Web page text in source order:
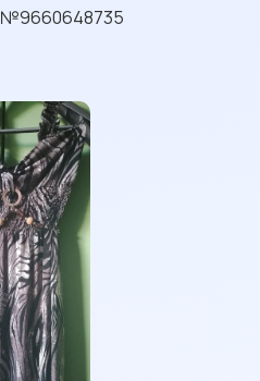
№9660648735